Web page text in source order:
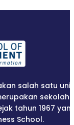
salah satu unit
sekolah
tahun 1967
School.